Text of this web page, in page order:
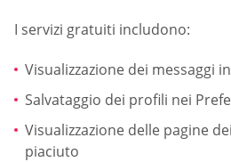
I servizi gratuiti includono:
Visualizzazione dei messaggi
Salvataggio dei profili nei
Visualizzazione delle pagine
piaciuto